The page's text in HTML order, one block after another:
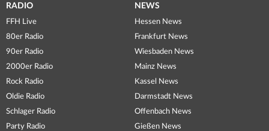
RADIO
FFH Live
80er Radio
90er Radio
2000er Radio
Rock Radio
Oldie Radio
Schlager Radio
Party Radio
NEWS
Hessen News
Frankfurt News
Wiesbaden News
Mainz News
Kassel News
Darmstadt News
Offenbach News
Gießen News